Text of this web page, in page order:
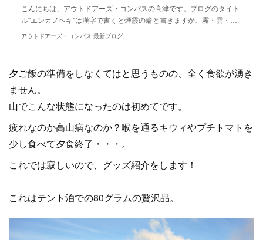
こんにちは、アウトドアーズ・コンパスの高津です。ブログのタイト
ル"エンカノヘキ"は漢字で書くと煙霞の癖と書きますが、霧・雲・…
アウトドアーズ・コンパス 最新ブログ
夕ご飯の準備をしなくてはと思うものの、全く食欲が湧き
ません。
山でこんな状態になったのは初めてです。
疲れなのか高山病なのか？喉を通るキウィやプチトマトを
少し食べて夕食終了・・・。
これでは寂しいので、グッズ紹介をします！
これはテント泊での80グラムの贅沢品。